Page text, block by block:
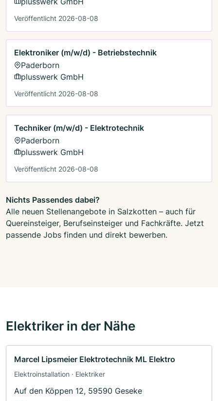
Veröffentlicht 2026-08-08
Elektroniker (m/w/d) - Betriebstechnik
Paderborn
plusswerk GmbH
Veröffentlicht 2026-08-08
Techniker (m/w/d) - Elektrotechnik
Paderborn
plusswerk GmbH
Veröffentlicht 2026-08-08
Nichts Passendes dabei?
Alle neuen Stellenangebote in Salzkotten – auch für
Quereinsteiger, Berufseinsteiger und Fachkräfte. Jetzt
passende Jobs finden und direkt bewerben.
Elektriker in der Nähe
Marcel Lipsmeier Elektrotechnik ML Elektro
Elektroinstallation · Elektriker
Auf den Köppen 12, 59590 Geseke